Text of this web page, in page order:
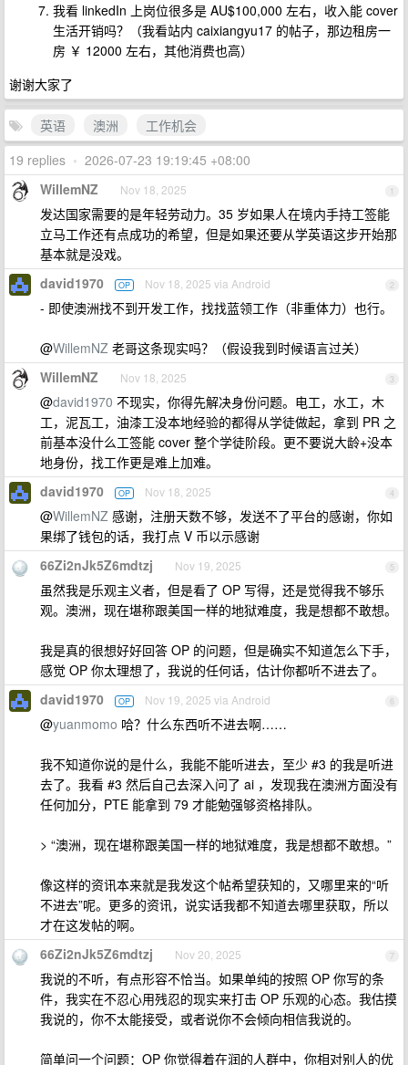
我看 linkedIn 上岗位很多是 AU$100,000 左右，收入能 cover
生活开销吗？（我看站内 caixiangyu17 的帖子，那边租房一
房 ￥ 12000 左右，其他消费也高）
谢谢大家了
英语 澳洲
工作机会
19 replies • 2026-07-23 19:19:45 +08:00
1
WillemNZ Nov 18, 2025
发达国家需要的是年轻劳动力。35 岁如果人在境内手持工签能
立马工作还有点成功的希望，但是如果还要从学英语这步开始那
基本就是没戏。
2
david1970 OP Nov 18, 2025 via Android
- 即使澳洲找不到开发工作，找找蓝领工作（非重体力）也行。
@WillemNZ 老哥这条现实吗？（假设我到时候语言过关）
3
WillemNZ Nov 18, 2025
@david1970 不现实，你得先解决身份问题。电工，水工，木
工，泥瓦工，油漆工没本地经验的都得从学徒做起，拿到 PR 之
前基本没什么工签能 cover 整个学徒阶段。更不要说大龄+没本
地身份，找工作更是难上加难。
4
david1970 OP Nov 18, 2025
@WillemNZ 感谢，注册天数不够，发送不了平台的感谢，你如
果绑了钱包的话，我打点 V 币以示感谢
5
66Zi2nJk5Z6mdtzj Nov 19, 2025
虽然我是乐观主义者，但是看了 OP 写得，还是觉得我不够乐
观。澳洲，现在堪称跟美国一样的地狱难度，我是想都不敢想。
我是真的很想好好回答 OP 的问题，但是确实不知道怎么下手，
感觉 OP 你太理想了，我说的任何话，估计你都听不进去了。
6
david1970 OP Nov 19, 2025 via Android
@yuanmomo 哈？什么东西听不进去啊……
我不知道你说的是什么，我能不能听进去，至少 #3 的我是听进
去了。我看 #3 然后自己去深入问了 ai ，发现我在澳洲方面没有
任何加分，PTE 能拿到 79 才能勉强够资格排队。
> “澳洲，现在堪称跟美国一样的地狱难度，我是想都不敢想。”
像这样的资讯本来就是我发这个帖希望获知的，又哪里来的“听
不进去”呢。更多的资讯，说实话我都不知道去哪里获取，所以
才在这发帖的啊。
7
66Zi2nJk5Z6mdtzj Nov 20, 2025
我说的不听，有点形容不恰当。如果单纯的按照 OP 你写的条
件，我实在不忍心用残忍的现实来打击 OP 乐观的心态。我估摸
我说的，你不太能接受，或者说你不会倾向相信我说的。
简单问一个问题：OP 你觉得着在润的人群中，你相对别人的优